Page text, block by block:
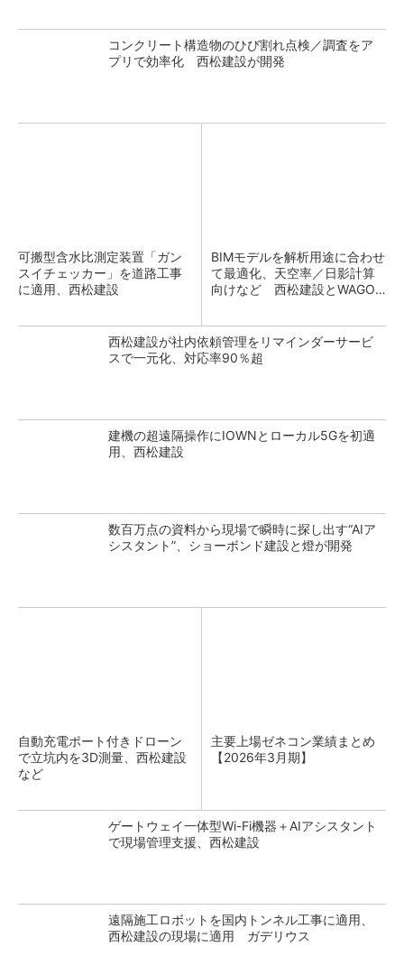
コンクリート構造物のひび割れ点検／調査をア
プリで効率化 西松建設が開発
可搬型含水比測定装置「ガン
スイチェッカー」を道路工事
に適用、西松建設
BIMモデルを解析用途に合わせ
て最適化、天空率／日影計算
向けなど 西松建設とWAGO
西松建設が社内依頼管理をリマインダーサービ
スで一元化、対応率90％超
建機の超遠隔操作にIOWNとローカル5Gを初適
用、西松建設
数百万点の資料から現場で瞬時に探し出す“AIア
シスタント”、ショーボンド建設と燈が開発
自動充電ポート付きドローン
で立坑内を3D測量、西松建設
など
主要上場ゼネコン業績まとめ
【2026年3月期】
ゲートウェイ一体型Wi-Fi機器＋AIアシスタント
で現場管理支援、西松建設
遠隔施工ロボットを国内トンネル工事に適用、
西松建設の現場に適用 ガデリウス